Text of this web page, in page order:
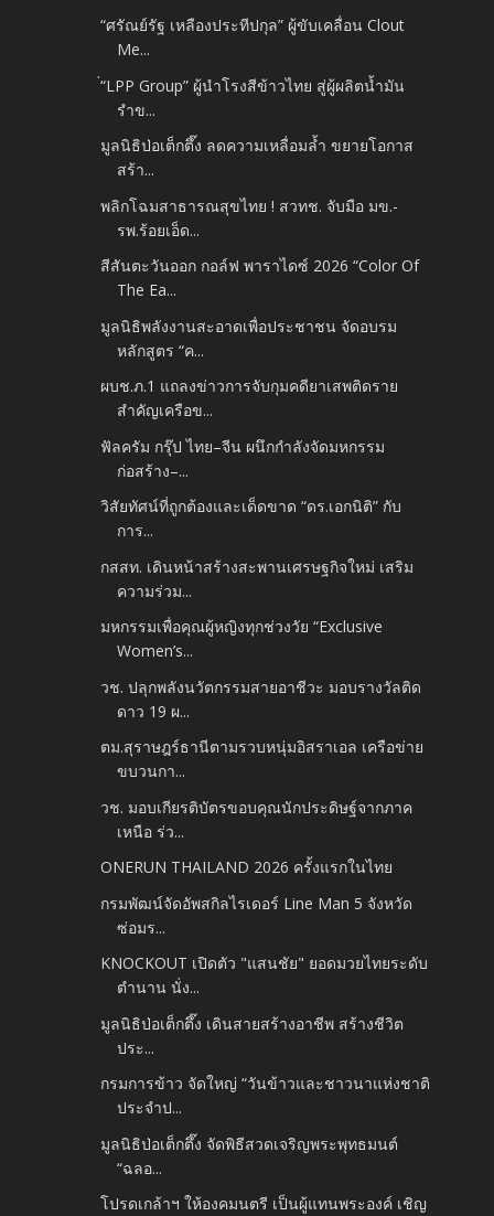
“ศรัณย์รัฐ เหลืองประทีปกุล” ผู้ขับเคลื่อน Clout
Me...
่“LPP Group” ผู้นำโรงสีข้าวไทย สู่ผู้ผลิตน้ำมัน
รำข...
มูลนิธิป่อเต็กตึ๊ง ลดความเหลื่อมล้ำ ขยายโอกาส
สร้า...
พลิกโฉมสาธารณสุขไทย ! สวทช. จับมือ มข.-
รพ.ร้อยเอ็ด...
สีสันตะวันออก กอล์ฟ พาราไดซ์ 2026 “Color Of
The Ea...
มูลนิธิพลังงานสะอาดเพื่อประชาชน จัดอบรม
หลักสูตร “ค...
ผบช.ภ.1 แถลงข่าวการจับกุมคดียาเสพติดราย
สำคัญเครือข...
ฟัลครัม กรุ๊ป ไทย–จีน ผนึกกำลังจัดมหกรรม
ก่อสร้าง–...
วิสัยทัศน์ที่ถูกต้องและเด็ดขาด “ดร.เอกนิติ” กับ
การ...
กสสท. เดินหน้าสร้างสะพานเศรษฐกิจใหม่ เสริม
ความร่วม...
มหกรรมเพื่อคุณผู้หญิงทุกช่วงวัย “Exclusive
Women’s...
วช. ปลุกพลังนวัตกรรมสายอาชีวะ มอบรางวัลติด
ดาว 19 ผ...
ตม.สุราษฎร์ธานีตามรวบหนุ่มอิสราเอล เครือข่าย
ขบวนกา...
วช. มอบเกียรติบัตรขอบคุณนักประดิษฐ์จากภาค
เหนือ ร่ว...
ONERUN THAILAND 2026 ครั้งแรกในไทย
กรมพัฒน์จัดอัพสกิลไรเดอร์ Line Man 5 จังหวัด
ซ่อมร...
KNOCKOUT เปิดตัว "แสนชัย" ยอดมวยไทยระดับ
ตำนาน นั่ง...
มูลนิธิป่อเต็กตึ๊ง เดินสายสร้างอาชีพ สร้างชีวิต
ประ...
กรมการข้าว จัดใหญ่ “วันข้าวและชาวนาแห่งชาติ
ประจำป...
มูลนิธิป่อเต็กตึ๊ง จัดพิธีสวดเจริญพระพุทธมนต์
“ฉลอ...
โปรดเกล้าฯ ให้องคมนตรี เป็นผู้แทนพระองค์ เชิญ